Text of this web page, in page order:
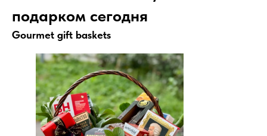
подарком сегодня
Gourmet gift baskets